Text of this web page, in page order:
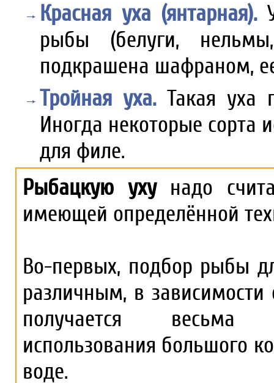
Красная уха (янтарная).
рыбы (белуги,
подкрашена шафраном,
Тройная уха. Такая уха
Иногда некоторые сорта
для филе.
Рыбацкую ухунадо
имеющей определённой
Во-первых, подбор рыбы
различным, в
получается весьма
использования большого
воде.